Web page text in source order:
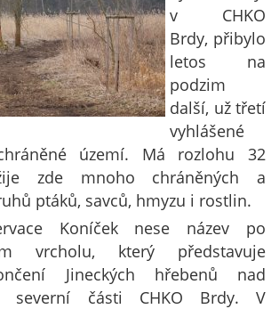
v CHKO
Brdy, přibylo
letos na
podzim
další, už třetí
vyhlášené
území. Má rozlohu 32
zde mnoho chráněných a
ptáků, savců, hmyzu i rostlin.
Koníček nese název po
vrcholu, který představuje
Jineckých hřebenů nad
severní části CHKO Brdy. V